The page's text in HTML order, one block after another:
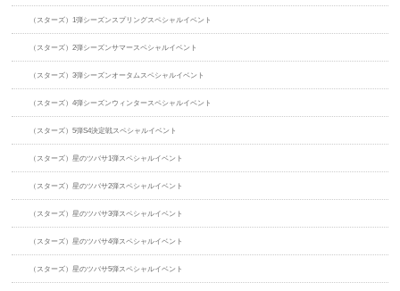
（スターズ）1弾シーズンスプリングスペシャルイベント
（スターズ）2弾シーズンサマースペシャルイベント
（スターズ）3弾シーズンオータムスペシャルイベント
（スターズ）4弾シーズンウィンタースペシャルイベント
（スターズ）5弾S4決定戦スペシャルイベント
（スターズ）星のツバサ1弾スペシャルイベント
（スターズ）星のツバサ2弾スペシャルイベント
（スターズ）星のツバサ3弾スペシャルイベント
（スターズ）星のツバサ4弾スペシャルイベント
（スターズ）星のツバサ5弾スペシャルイベント